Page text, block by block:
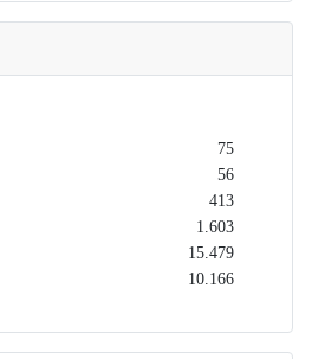
75
56
413
1.603
15.479
10.166